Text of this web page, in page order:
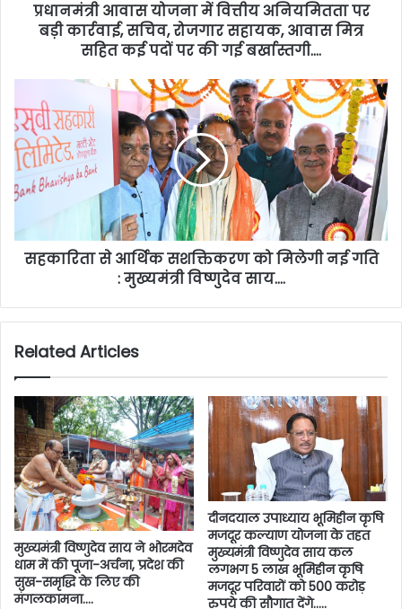
प्रधानमंत्री आवास योजना में वित्तीय अनियमितता पर
बड़ी कार्रवाई, सचिव, रोजगार सहायक, आवास मित्र
सहित कई पदों पर की गई बर्खास्तगी….
सहकारिता से आर्थिक सशक्तिकरण को मिलेगी नई गति
: मुख्यमंत्री विष्णुदेव साय….
Related Articles
मुख्यमंत्री विष्णुदेव साय ने भोरमदेव
धाम में की पूजा-अर्चना, प्रदेश की
सुख-समृद्धि के लिए की
मंगलकामना….
दीनदयाल उपाध्याय भूमिहीन कृषि
मजदूर कल्याण योजना के तहत
मुख्यमंत्री विष्णुदेव साय कल
लगभग 5 लाख भूमिहीन कृषि
मजदूर परिवारों को 500 करोड़
रुपये की सौगात देंगे…..